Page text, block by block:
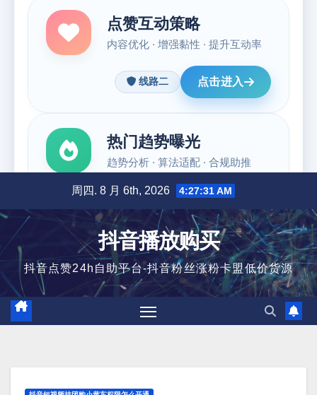
容
周四. 8 月 6th, 2026 4:27:32 AM
抖音播放购买
抖音点赞24h自助平台-抖音粉丝涨粉卡盟低价货源